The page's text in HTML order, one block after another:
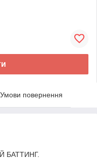
Умови повернення
БАТТИНГ.